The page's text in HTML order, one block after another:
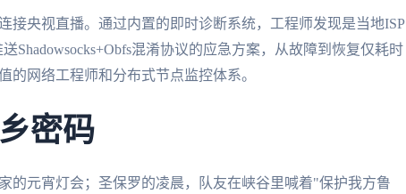
接央视直播。通过内置的即时诊断系统，工程师发现是当地ISP
Shadowsocks+Obfs混淆协议的应急方案，从故障到恢复仅耗时
的网络工程师和分布式节点监控体系。
密码
的元宵灯会；圣保罗的凌晨，队友在峡谷里喊着"保护我方鲁